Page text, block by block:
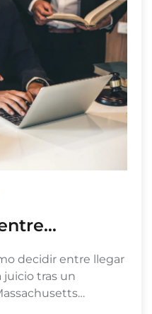
decidir entre llegar
juicio tras un